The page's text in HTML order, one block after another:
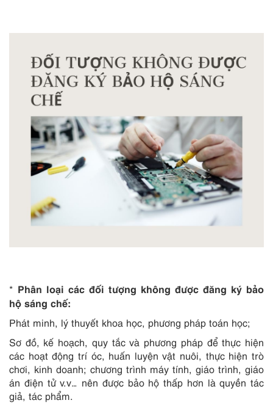
* Phân loại các đối tượng không được đăng ký bảo
hộ sáng chế:
Phát minh, lý thuyết khoa học, phương pháp toán học;
Sơ đồ, kế hoạch, quy tắc và phương pháp để thực hiện
các hoạt động trí óc, huấn luyện vật nuôi, thực hiện trò
chơi, kinh doanh; chương trình máy tính, giáo trình, giáo
án điện tử v.v… nên được bảo hộ thấp hơn là quyền tác
giả, tác phẩm.